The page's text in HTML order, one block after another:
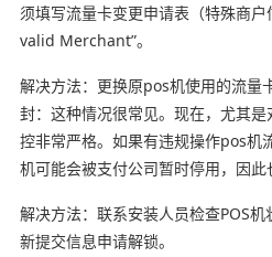
须填写流量卡变更申请表（特殊商
valid Merchant”。
解决方法：更换原pos机使用的流量
封：这种情况很常见。现在，尤其
控非常严格。如果有违规操作pos机
机可能会被支付公司暂时停用，因此
解决方法：联系安装人员检查POS
新提交信息申请解锁。